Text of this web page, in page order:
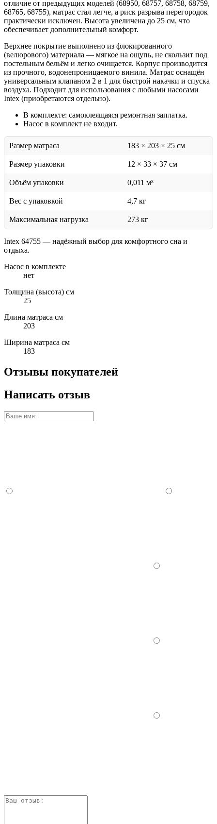
отличие от предыдущих моделей (68950, 68757, 68758, 68759,
68765, 68755), матрас стал легче, а риск разрыва перегородок
практически исключен. Высота увеличена до 25 см, что
обеспечивает дополнительный комфорт.
Верхнее покрытие выполнено из флокированного
(велюрового) материала — мягкое на ощупь, не скользит под
постельным бельём и легко очищается. Корпус производится
из прочного, водонепроницаемого винила. Матрас оснащён
универсальным клапаном 2 в 1 для быстрой накачки и спуска
воздуха. Подходит для использования с любыми насосами
Intex (приобретаются отдельно).
В комплекте: самоклеящаяся ремонтная заплатка.
Насос в комплект не входит.
Размер матраса 183 × 203 × 25 см
Размер упаковки 12 × 33 × 37 см
Объём упаковки 0,011 м³
Вес с упаковкой 4,7 кг
Максимальная нагрузка 273 кг
Intex 64755 — надёжный выбор для комфортного сна и
отдыха.
Насос в комплекте
нет
Толщина (высота) см
25
Длина матраса см
203
Ширина матраса см
183
Отзывы покупателей
Написать отзыв